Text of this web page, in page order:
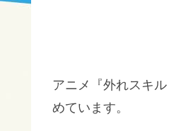
アニメ『外れスキ
めています。